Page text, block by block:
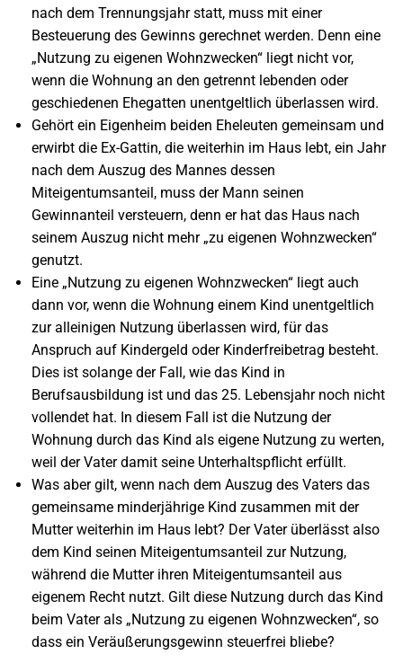
nach dem Trennungsjahr statt, muss mit einer
Besteuerung des Gewinns gerechnet werden. Denn eine
„Nutzung zu eigenen Wohnzwecken“ liegt nicht vor,
wenn die Wohnung an den getrennt lebenden oder
geschiedenen Ehegatten unentgeltlich überlassen wird.
Gehört ein Eigenheim beiden Eheleuten gemeinsam und
erwirbt die Ex-Gattin, die weiterhin im Haus lebt, ein Jahr
nach dem Auszug des Mannes dessen
Miteigentumsanteil, muss der Mann seinen
Gewinnanteil versteuern, denn er hat das Haus nach
seinem Auszug nicht mehr „zu eigenen Wohnzwecken“
genutzt.
Eine „Nutzung zu eigenen Wohnzwecken“ liegt auch
dann vor, wenn die Wohnung einem Kind unentgeltlich
zur alleinigen Nutzung überlassen wird, für das
Anspruch auf Kindergeld oder Kinderfreibetrag besteht.
Dies ist solange der Fall, wie das Kind in
Berufsausbildung ist und das 25. Lebensjahr noch nicht
vollendet hat. In diesem Fall ist die Nutzung der
Wohnung durch das Kind als eigene Nutzung zu werten,
weil der Vater damit seine Unterhaltspflicht erfüllt.
Was aber gilt, wenn nach dem Auszug des Vaters das
gemeinsame minderjährige Kind zusammen mit der
Mutter weiterhin im Haus lebt? Der Vater überlässt also
dem Kind seinen Miteigentumsanteil zur Nutzung,
während die Mutter ihren Miteigentumsanteil aus
eigenem Recht nutzt. Gilt diese Nutzung durch das Kind
beim Vater als „Nutzung zu eigenen Wohnzwecken“, so
dass ein Veräußerungsgewinn steuerfrei bliebe?